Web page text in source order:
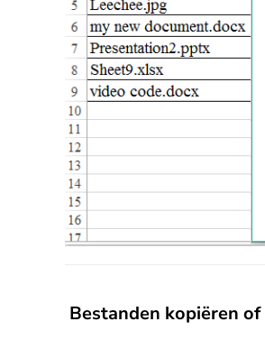
Bestanden kopiëren